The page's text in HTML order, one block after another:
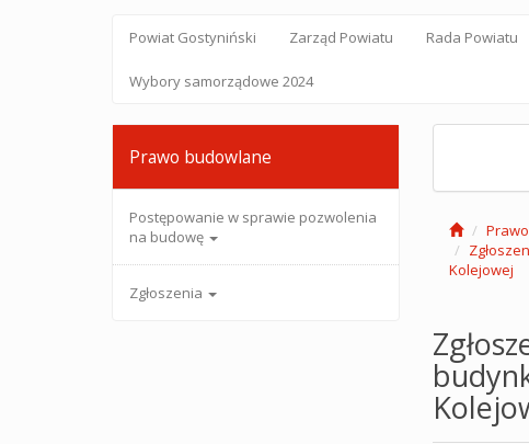
Powiat Gostyniński Zarząd Powiatu Rada Powiatu
Wybory samorządowe 2024
Prawo budowlane
Postępowanie w sprawie pozwolenia
na budowę
Zgłoszenia
Kolejowej